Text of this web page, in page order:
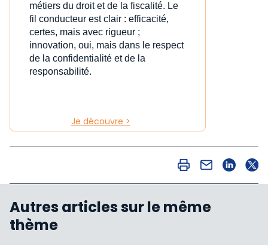
métiers du droit et de la fiscalité. Le
fil conducteur est clair : efficacité,
certes, mais avec rigueur ;
innovation, oui, mais dans le respect
de la confidentialité et de la
responsabilité.
Je découvre >
Autres articles sur le même
thème